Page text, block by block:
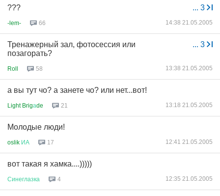
... 3
???
-lem- 66 14:38 21.05.2005
... 3
Тренажерный зал, фотосессия или
позагорать?
Roll 58 13:38 21.05.2005
а вы тут чо? а занете чо? или нет...вот!
Light Brigаde 21 13:18 21.05.2005
Молодые люди!
oslik ИА 17 12:41 21.05.2005
вот такая я хамка....)))))
Синеглазка 4 12:35 21.05.2005